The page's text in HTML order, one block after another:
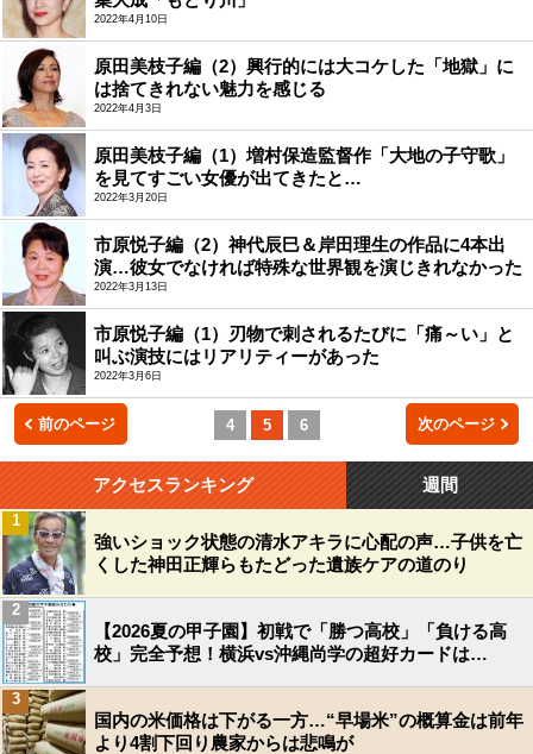
2022年4月10日
原田美枝子編（2）興行的には大コケした「地獄」に
は捨てきれない魅力を感じる
2022年4月3日
原田美枝子編（1）増村保造監督作「大地の子守歌」
を見てすごい女優が出てきたと…
2022年3月20日
市原悦子編（2）神代辰巳＆岸田理生の作品に4本出
演…彼女でなければ特殊な世界観を演じきれなかった
2022年3月13日
市原悦子編（1）刃物で刺されるたびに「痛～い」と
叫ぶ演技にはリアリティーがあった
2022年3月6日
前のページ 4 5 6 次のページ
アクセスランキング 週間
強いショック状態の清水アキラに心配の声…子供を亡
くした神田正輝らもたどった遺族ケアの道のり
1
【2026夏の甲子園】初戦で「勝つ高校」「負ける高
校」完全予想！横浜vs沖縄尚学の超好カードは…
2
国内の米価格は下がる一方…“早場米”の概算金は前年
より4割下回り農家からは悲鳴が
3